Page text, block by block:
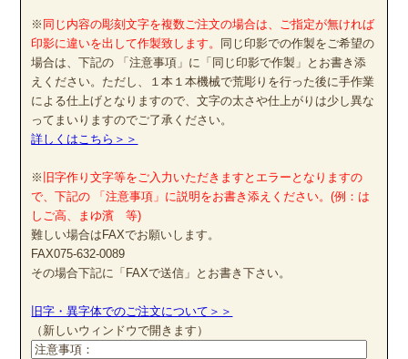
※ 同じ内容の彫刻文字を複数ご注文の場合は、ご指定が無ければ
印影に違いを出して作製致します。 同じ印影での作製をご希望の
場合は、下記の 「注意事項」に「同じ印影で作製」とお書き添
えください。ただし、１本１本機械で荒彫りを行った後に手作業
による仕上げとなりますので、文字の太さや仕上がりは少し異な
ってまいりますのでご了承ください。
詳しくはこちら＞＞
※ 旧字作り文字等をご入力いただきますとエラーとなりますの
で、下記の 「注意事項」に説明をお書き添えください。(例：は
しご高、まゆ濱 等)
難しい場合はFAXでお願いします。
FAX075-632-0089
その場合下記に「FAXで送信」とお書き下さい。
旧字・異字体でのご注文について＞＞
（新しいウィンドウで開きます）